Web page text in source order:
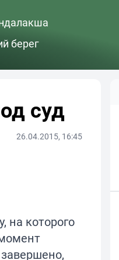
берег
суд
26.04.2015, 16:45
на которого